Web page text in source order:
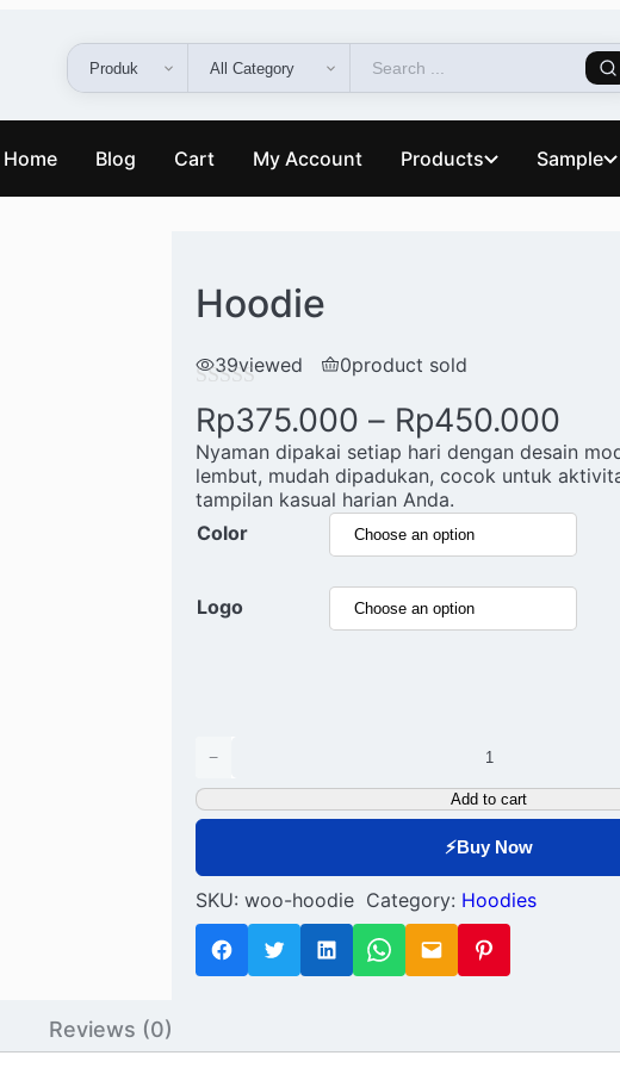
Home Blog Cart My Account Products Sample
Hoodie
39viewed 0product sold
R
a
t
e
d
o
5
Rp375.000 – Rp450.000
Nyaman dipakai setiap hari dengan desain
lembut, mudah dipadukan, cocok untuk
tampilan kasual harian Anda.
Color
Logo
−
Add to cart
⚡Buy Now
SKU: woo-hoodie Category: Hoodies
Reviews (0)